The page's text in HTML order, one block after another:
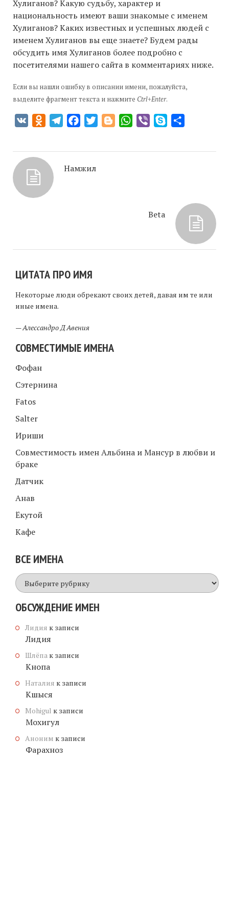
Хулиганов? Какую судьбу, характер и
национальность имеют ваши знакомые с именем
Хулиганов? Каких известных и успешных людей с
именем Хулиганов вы еще знаете? Будем рады
обсудить имя Хулиганов более подробно с
посетителями нашего сайта в комментариях ниже.
Если вы нашли ошибку в описании имени, пожалуйста,
выделите фрагмент текста и нажмите Ctrl+Enter.
VK Odnoklassniki
TelegramFacebookTwitterBloggerWhatsApp
Viber Skype
Намжил
Beta
ЦИТАТА ПРО ИМЯ
Некоторые люди обрекают своих детей, давая им те или
иные имена.
—Алессандро Д Авения
СОВМЕСТИМЫЕ ИМЕНА
Фофан
Сэтернина
Fatos
Salter
Ириши
Совместимость имен Альбина и Мансур в любви и
браке
Датчик
Анав
Ёкутой
Кафе
ВСЕ ИМЕНА
Все
имена
ОБСУЖДЕНИЕ ИМЕН
Лидия к записи
Лидия
Шлёпа к записи
Кнопа
Наталия к записи
Кшыся
Mohigul к записи
Мохигул
Аноним к записи
Фарахноз